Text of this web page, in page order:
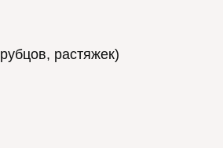
растяжек)